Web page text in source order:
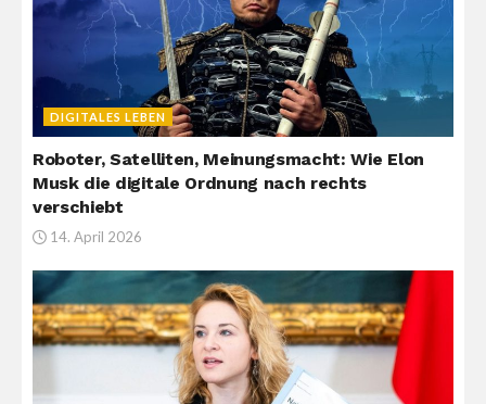
DIGITALES LEBEN
Roboter, Satelliten, Meinungsmacht: Wie Elon
Musk die digitale Ordnung nach rechts
verschiebt
14. April 2026